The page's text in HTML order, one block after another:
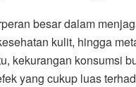
besar dalam
kulit, hingga
kekurangan konsumsi
yang cukup luas